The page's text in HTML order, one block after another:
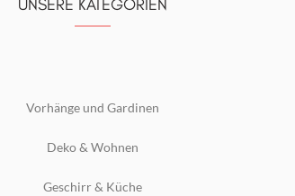
UNSERE KATEGORIEN
Vorhänge und Gardinen
Deko & Wohnen
Geschirr & Küche